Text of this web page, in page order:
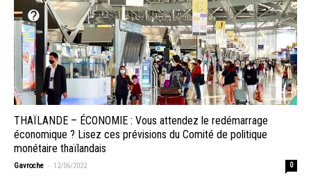
THAÏLANDE – ÉCONOMIE : Vous attendez le redémarrage
économique ? Lisez ces prévisions du Comité de politique
monétaire thaïlandais
Gavroche - 12/06/2022 0